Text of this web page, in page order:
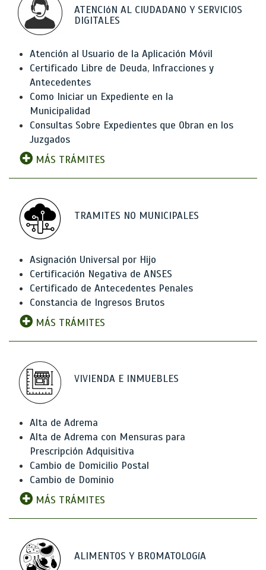
ATENCIóN AL CIUDADANO Y SERVICIOS
DIGITALES
Atención al Usuario de la Aplicación Móvil
Certificado Libre de Deuda, Infracciones y
Antecedentes
Como Iniciar un Expediente en la
Municipalidad
Consultas Sobre Expedientes que Obran en los
Juzgados
MÁS TRÁMITES
TRAMITES NO MUNICIPALES
Asignación Universal por Hijo
Certificación Negativa de ANSES
Certificado de Antecedentes Penales
Constancia de Ingresos Brutos
MÁS TRÁMITES
VIVIENDA E INMUEBLES
Alta de Adrema
Alta de Adrema con Mensuras para
Prescripción Adquisitiva
Cambio de Domicilio Postal
Cambio de Dominio
MÁS TRÁMITES
ALIMENTOS Y BROMATOLOGíA